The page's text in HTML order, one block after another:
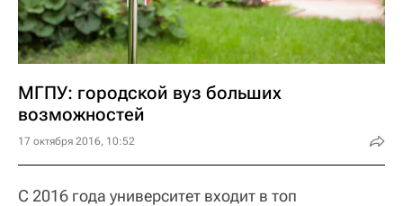
МГПУ: городской вуз больших
возможностей
17 октября 2016, 10:52
С 2016 года университет входит в топ